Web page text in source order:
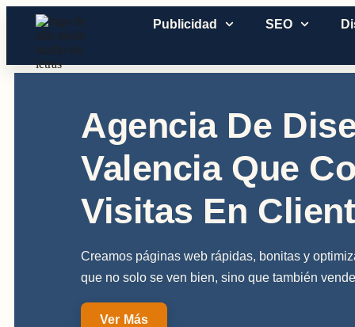
Publicidad SEO
Agencia De
Valencia Que
Visitas En
Creamos páginas web rápidas, bonitas y
que no solo se ven bien, sino que también
Ver Más